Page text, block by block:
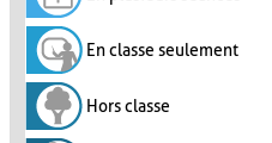
En classe seulement
Hors classe